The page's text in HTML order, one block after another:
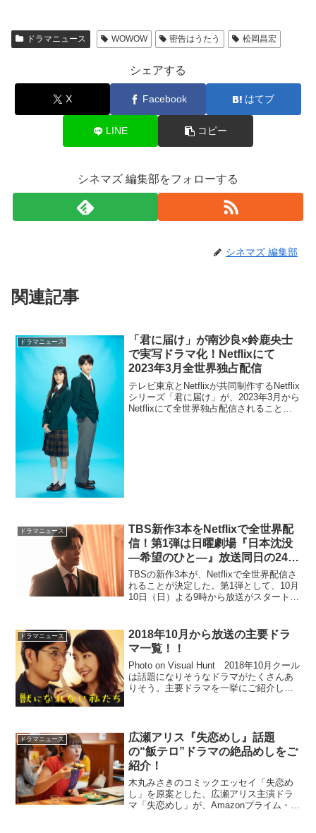
ドラマニュース WOWOW 密告はうたう 松岡昌宏
シェアする
X Facebook はてブ
LINE コピー
シネマズ 編集部をフォローする
シネマズ 編集部
関連記事
ドラマニュース
「君に届け」が南沙良×鈴鹿央士
で実写ドラマ化！Netflixにて
2023年3月全世界独占配信
テレビ東京とNetflixが共同制作するNetflix
シリーズ「君に届け」が、2023年3月から
Netflixにて全世界独占配信されることが
ドラマニュース
TBS新作3本をNetflixで全世界配
信！第1弾は日曜劇場『日本沈没
―希望のひと―』放送同日の24時
から配信
TBSの新作3本が、Netflixで全世界配信さ
れることが決定した。第1弾として、10月
10日（日）よる9時から放送がスタートす
24時（地上波放送開始の３時間後...
ドラマニュース
2018年10月から放送の主要ドラ
マ一覧！！
Photo on Visual Hunt 2018年10月クール
は話題になりそうなドラマがたくさんあ
りそう。主要ドラマを一挙にご紹介しま
ドラマニュース
広瀬アリス『失恋めし』話題
の“飯テロ”ドラマの絶品めしをご
紹介！
木丸みさきのコミックエッセイ「失恋め
し」を原案とした、広瀬アリス主演ドラ
マ「失恋めし」が、Amazonプライム・ビ